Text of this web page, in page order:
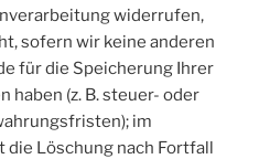
widerrufen,
sofern wir keine anderen
für die Speicherung Ihrer
haben (z. B. steuer- oder
im
Löschung nach Fortfall